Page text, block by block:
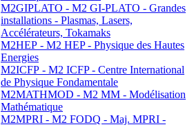
M2GIPLATO - M2 GI-PLATO - Grandes
installations - Plasmas, Lasers,
Accélérateurs, Tokamaks
M2HEP - M2 HEP - Physique des Hautes
Energies
M2ICFP - M2 ICFP - Centre International
de Physique Fondamentale
M2MATHMOD - M2 MM - Modélisation
Mathématique
M2MPRI - M2 FODQ - Maj. MPRI -